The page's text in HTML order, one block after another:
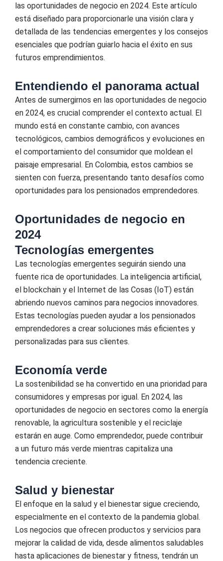
las oportunidades de negocio en 2024. Este artículo
está diseñado para proporcionarle una visión clara y
detallada de las tendencias emergentes y los consejos
esenciales que podrían guiarlo hacia el éxito en sus
futuros emprendimientos.
Entendiendo el panorama actual
Antes de sumergirnos en las oportunidades de negocio
en 2024, es crucial comprender el contexto actual. El
mundo está en constante cambio, con avances
tecnológicos, cambios demográficos y evoluciones en
el comportamiento del consumidor que moldean el
paisaje empresarial. En Colombia, estos cambios se
sienten con fuerza, presentando tanto desafíos como
oportunidades para los pensionados emprendedores.
Oportunidades de negocio en
2024
Tecnologías emergentes
Las tecnologías emergentes seguirán siendo una
fuente rica de oportunidades. La inteligencia artificial,
el blockchain y el Internet de las Cosas (IoT) están
abriendo nuevos caminos para negocios innovadores.
Estas tecnologías pueden ayudar a los pensionados
emprendedores a crear soluciones más eficientes y
personalizadas para sus clientes.
Economía verde
La sostenibilidad se ha convertido en una prioridad para
consumidores y empresas por igual. En 2024, las
oportunidades de negocio en sectores como la energía
renovable, la agricultura sostenible y el reciclaje
estarán en auge. Como emprendedor, puede contribuir
a un futuro más verde mientras capitaliza una
tendencia creciente.
Salud y bienestar
El enfoque en la salud y el bienestar sigue creciendo,
especialmente en el contexto de la pandemia global.
Los negocios que ofrecen productos y servicios para
mejorar la calidad de vida, desde alimentos saludables
hasta aplicaciones de bienestar y fitness, tendrán un